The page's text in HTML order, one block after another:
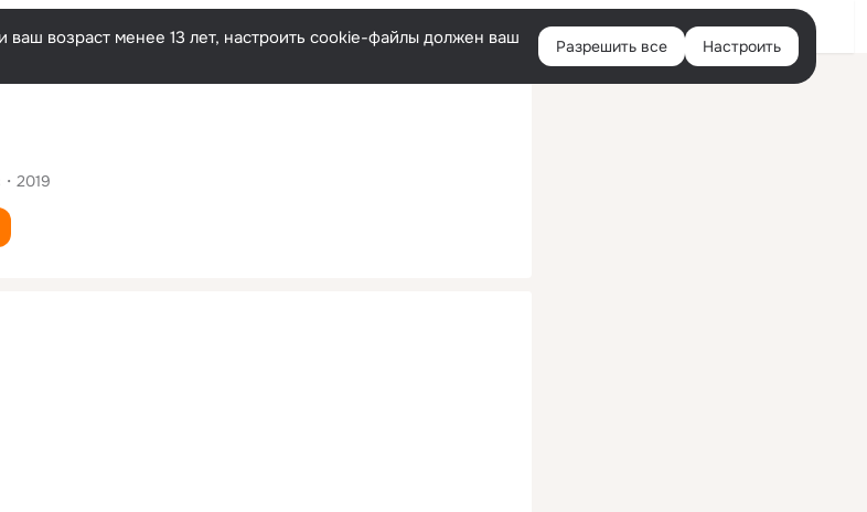
Русский Войти
возраст менее 13 лет, настроить cookie-файлы должен ваш
Разрешить все Настроить
2019